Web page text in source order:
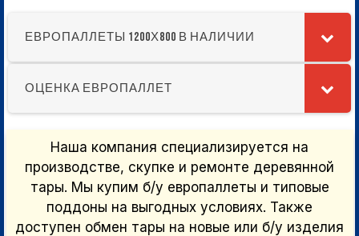
ЕВРОПАЛЛЕТЫ 1200Х800 В НАЛИЧИИ
ОЦЕНКА ЕВРОПАЛЛЕТ
Наша компания специализируется на
производстве, скупке и ремонте деревянной
тары. Мы купим б/у европаллеты и типовые
поддоны на выгодных условиях. Также
доступен обмен тары на новые или б/у изделия